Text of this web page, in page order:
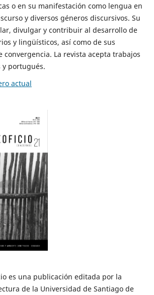
o en su manifestación como lengua en
y diversos géneros discursivos. Su
divulgar y contribuir al desarrollo de
y lingüísticos, así como de sus
convergencia. La revista acepta trabajos
y portugués.
actual
es una publicación editada por la
de la Universidad de Santiago de